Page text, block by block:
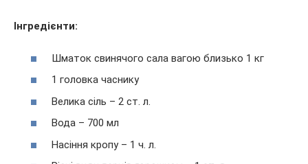
Інгредієнти:
Шматок свинячого сала вагою близько 1 кг
1 головка часнику
Велика сіль – 2 ст. л.
Вода – 700 мл
Насіння кропу – 1 ч. л.